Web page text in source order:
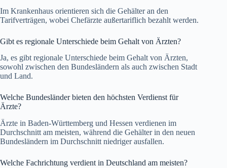
Im Krankenhaus orientieren sich die Gehälter an den
Tarifverträgen, wobei Chefärzte außertariflich bezahlt werden.
Gibt es regionale Unterschiede beim Gehalt von Ärzten?
Ja, es gibt regionale Unterschiede beim Gehalt von Ärzten,
sowohl zwischen den Bundesländern als auch zwischen Stadt
und Land.
Welche Bundesländer bieten den höchsten Verdienst für
Ärzte?
Ärzte in Baden-Württemberg und Hessen verdienen im
Durchschnitt am meisten, während die Gehälter in den neuen
Bundesländern im Durchschnitt niedriger ausfallen.
Welche Fachrichtung verdient in Deutschland am meisten?